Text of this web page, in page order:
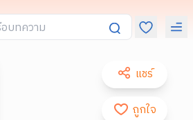
แชร์
ถูกใจ